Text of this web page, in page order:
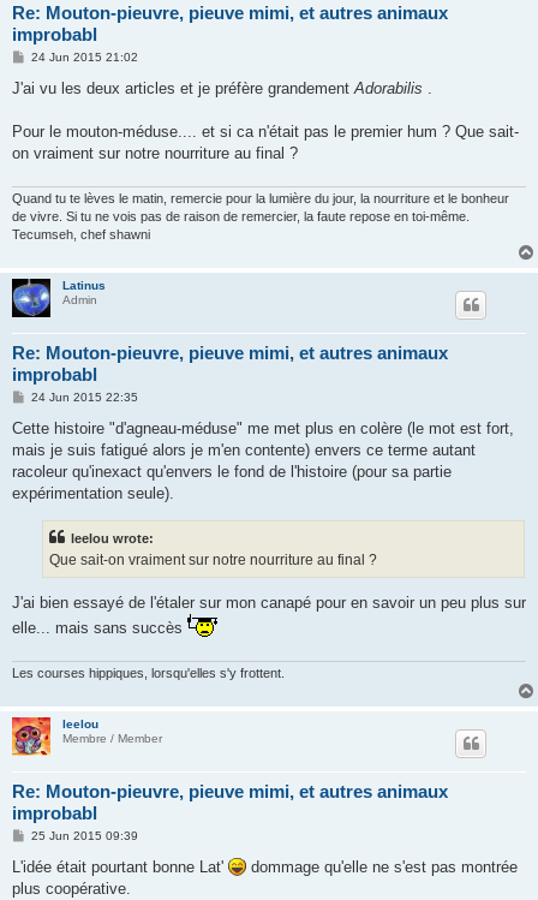
Re: Mouton-pieuvre, pieuve mimi, et autres animaux
improbabl
P
s
24 Jun 2015 21:02
J'ai vu les deux articles et je préfère grandementAdorabilis .
Pour le mouton-méduse.... et si ca n'était pas le premier hum ? Que sait-
on vraiment sur notre nourriture au final ?
Quand tu te lèves le matin, remercie pour la lumière du jour, la nourriture et le bonheur
de vivre. Si tu ne vois pas de raison de remercier, la faute repose en toi-même.
Tecumseh, chef shawni
Latinus
Admin
Re: Mouton-pieuvre, pieuve mimi, et autres animaux
improbabl
P
s
24 Jun 2015 22:35
Cette histoire "d'agneau-méduse" me met plus en colère (le mot est fort,
mais je suis fatigué alors je m'en contente) envers ce terme autant
racoleur qu'inexact qu'envers le fond de l'histoire (pour sa partie
expérimentation seule).
leelou wrote:
Que sait-on vraiment sur notre nourriture au final ?
J'ai bien essayé de l'étaler sur mon canapé pour en savoir un peu plus sur
elle... mais sans succès
Les courses hippiques, lorsqu'elles s'y frottent.
leelou
Membre / Member
Re: Mouton-pieuvre, pieuve mimi, et autres animaux
improbabl
P
s
25 Jun 2015 09:39
L'idée était pourtant bonne Lat'
dommage qu'elle ne s'est pas montrée
plus coopérative.